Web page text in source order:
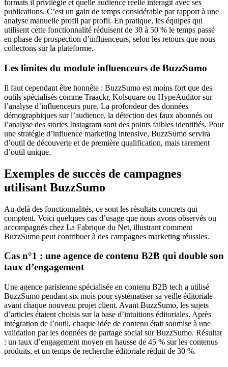
formats il privilégie et quelle audience réelle interagit avec ses
publications. C’est un gain de temps considérable par rapport à une
analyse manuelle profil par profil. En pratique, les équipes qui
utilisent cette fonctionnalité réduisent de 30 à 50 % le temps passé
en phase de prospection d’influenceurs, selon les retours que nous
collectons sur la plateforme.
Les limites du module influenceurs de BuzzSumo
Il faut cependant être honnête : BuzzSumo est moins fort que des
outils spécialisés comme Traackr, Kolsquare ou HypeAuditor sur
l’analyse d’influenceurs pure. La profondeur des données
démographiques sur l’audience, la détection des faux abonnés ou
l’analyse des stories Instagram sont des points faibles identifiés. Pour
une stratégie d’influence marketing intensive, BuzzSumo servira
d’outil de découverte et de première qualification, mais rarement
d’outil unique.
Exemples de succès de campagnes
utilisant BuzzSumo
Au-delà des fonctionnalités, ce sont les résultats concrets qui
comptent. Voici quelques cas d’usage que nous avons observés ou
accompagnés chez La Fabrique du Net, illustrant comment
BuzzSumo peut contribuer à des campagnes marketing réussies.
Cas n°1 : une agence de contenu B2B qui double son
taux d’engagement
Une agence parisienne spécialisée en contenu B2B tech a utilisé
BuzzSumo pendant six mois pour systématiser sa veille éditoriale
avant chaque nouveau projet client. Avant BuzzSumo, les sujets
d’articles étaient choisis sur la base d’intuitions éditoriales. Après
intégration de l’outil, chaque idée de contenu était soumise à une
validation par les données de partage social sur BuzzSumo. Résultat
: un taux d’engagement moyen en hausse de 45 % sur les contenus
produits, et un temps de recherche éditoriale réduit de 30 %.